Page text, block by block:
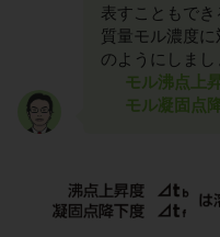
表すこともでき
質量モル濃度
のようにしまし
モル沸点上
モル凝固点